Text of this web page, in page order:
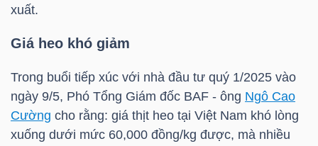
xuất.
Giá heo khó giảm
Trong buổi tiếp xúc với nhà đầu tư quý 1/2025 vào
ngày 9/5, Phó Tổng Giám đốc BAF - ông Ngô Cao
Cường cho rằng: giá thịt heo tại Việt Nam khó lòng
xuống dưới mức 60,000 đồng/kg được, mà nhiều
CHÍNH